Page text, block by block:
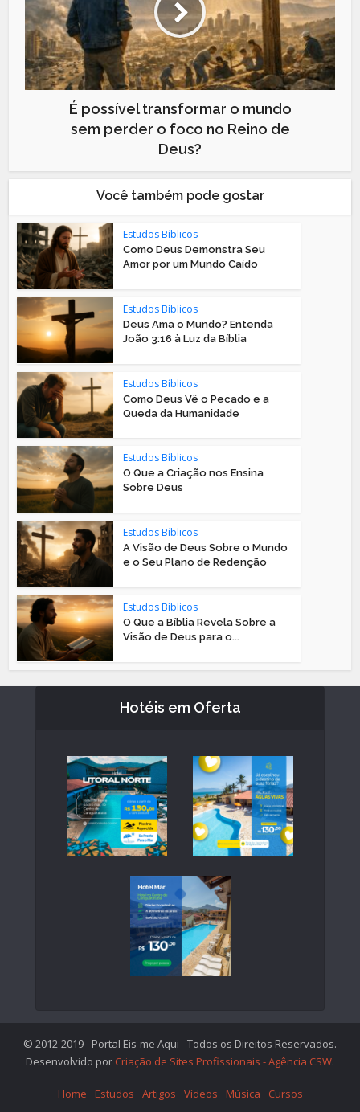
É possível transformar o mundo
sem perder o foco no Reino de
Deus?
Você também pode gostar
Estudos Bíblicos
Como Deus Demonstra Seu
Amor por um Mundo Caído
Estudos Bíblicos
Deus Ama o Mundo? Entenda
João 3:16 à Luz da Bíblia
Estudos Bíblicos
Como Deus Vê o Pecado e a
Queda da Humanidade
Estudos Bíblicos
O Que a Criação nos Ensina
Sobre Deus
Estudos Bíblicos
A Visão de Deus Sobre o Mundo
e o Seu Plano de Redenção
Estudos Bíblicos
O Que a Bíblia Revela Sobre a
Visão de Deus para o...
Hotéis em Oferta
© 2012-2019 - Portal Eis-me Aqui - Todos os Direitos Reservados.
Desenvolvido por Criação de Sites Profissionais - Agência CSW.
Home Estudos Artigos Vídeos Música Cursos